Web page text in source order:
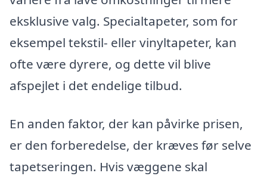
eksklusive valg. Specialtapeter, som for
eksempel tekstil- eller vinyltapeter, kan
ofte være dyrere, og dette vil blive
afspejlet i det endelige tilbud.
En anden faktor, der kan påvirke prisen,
er den forberedelse, der kræves før selve
tapetseringen. Hvis væggene skal